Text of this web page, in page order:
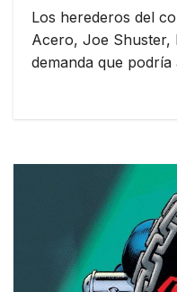
Los herederos del
Acero, Joe Shuster,
demanda que